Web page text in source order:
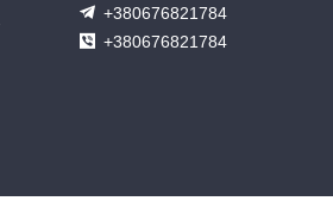
+380676821784
+380676821784